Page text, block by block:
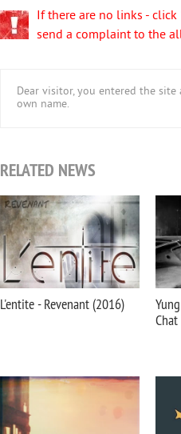
If there are no links - click
send a complaint to the
Dear visitor, you entered the site
own name.
RELATED NEWS
L'entite - Revenant (2016)